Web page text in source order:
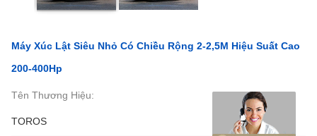
Máy Xúc Lật Siêu Nhỏ Có Chiều Rộng 2-2,5M Hiệu Suất Cao
200-400Hp
Tên Thương Hiệu:
TOROS